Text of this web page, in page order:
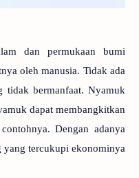
dan permukaan bumi
oleh manusia. Tidak ada
bermanfaat. Nyamuk
dapat membangkitkan
Dengan adanya
tercukupi ekonominya.